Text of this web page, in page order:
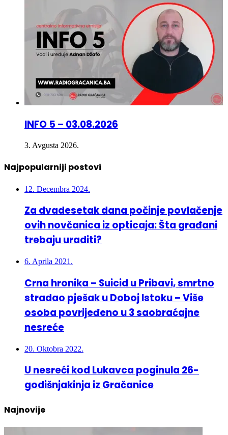
INFO 5 – 03.08.2026
3. Avgusta 2026.
Najpopularniji postovi
12. Decembra 2024.
Za dvadesetak dana počinje povlačenje
ovih novčanica iz opticaja: Šta građani
trebaju uraditi?
6. Aprila 2021.
Crna hronika – Suicid u Pribavi, smrtno
stradao pješak u Doboj Istoku – Više
osoba povrijeđeno u 3 saobraćajne
nesreće
20. Oktobra 2022.
U nesreći kod Lukavca poginula 26-
godišnjakinja iz Gračanice
Najnovije